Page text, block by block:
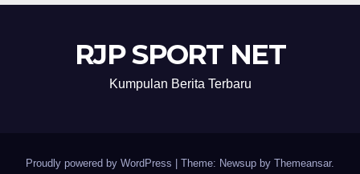
RJP SPORT NET
Kumpulan Berita Terbaru
Proudly powered by WordPress Theme: Newsup by Themeansar.